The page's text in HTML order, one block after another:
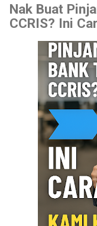
Nak Buat
CCRIS? Ini